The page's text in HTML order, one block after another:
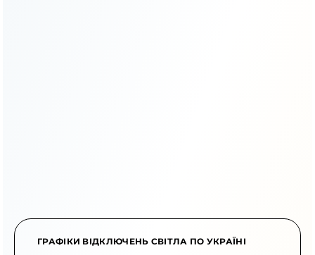
ГРАФІКИ ВІДКЛЮЧЕНЬ СВІТЛА ПО УКРАЇНІ